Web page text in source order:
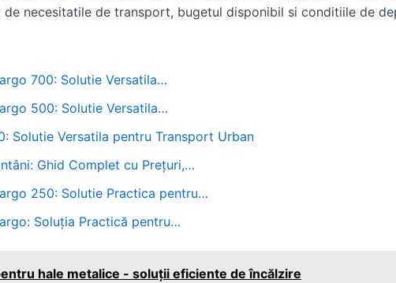
necesitatile de transport, bugetul disponibil si conditiile de
700: Solutie Versatila…
500: Solutie Versatila…
Solutie Versatila pentru Transport Urban
Ghid Complet cu Prețuri,…
250: Solutie Practica pentru…
Soluția Practică pentru…
hale metalice - soluții eficiente de încălzire